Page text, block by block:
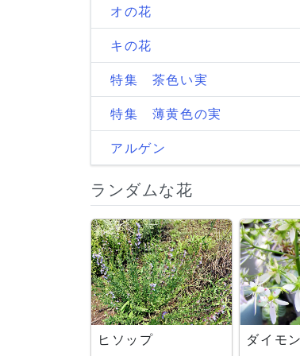
オの花
キの花
特集 茶色い実
特集 薄黄色の実
アルゲン
ランダムな花
ヒソップ ダイモ